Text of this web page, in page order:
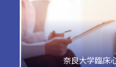
奈良大学臨床